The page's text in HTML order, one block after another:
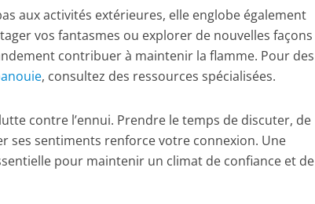
aux activités extérieures, elle englobe également
vos fantasmes ou explorer de nouvelles façons
contribuer à maintenir la flamme. Pour des
, consultez des ressources spécialisées.
contre l’ennui. Prendre le temps de discuter, de
ses sentiments renforce votre connexion. Une
pour maintenir un climat de confiance et de